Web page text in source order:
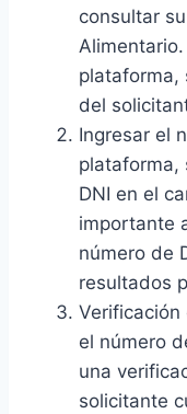
consultar
plataforma,
del
Ingresar el
plataforma,
DNI en el
importante
número de
resultados
el número
una
solicitante